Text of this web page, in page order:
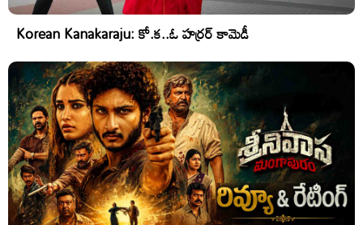
Korean Kanakaraju: కో.క..ఓ హర్రర్ కామెడీ